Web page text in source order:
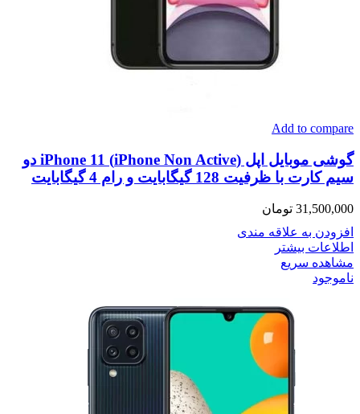
Add to compare
گوشی موبایل اپل (iPhone Non Active) iPhone 11 دو
سیم کارت با ظرفیت 128 گیگابایت و رام 4 گیگابایت
31,500,000 تومان
افزودن به علاقه مندی
اطلاعات بیشتر
مشاهده سریع
ناموجود